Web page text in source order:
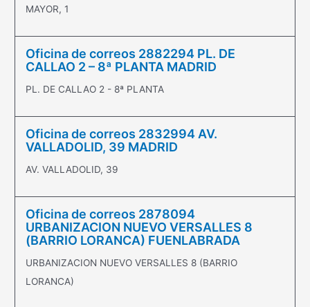
MAYOR, 1
Oficina de correos 2882294 PL. DE
CALLAO 2 – 8ª PLANTA MADRID
PL. DE CALLAO 2 - 8ª PLANTA
Oficina de correos 2832994 AV.
VALLADOLID, 39 MADRID
AV. VALLADOLID, 39
Oficina de correos 2878094
URBANIZACION NUEVO VERSALLES 8
(BARRIO LORANCA) FUENLABRADA
URBANIZACION NUEVO VERSALLES 8 (BARRIO
LORANCA)